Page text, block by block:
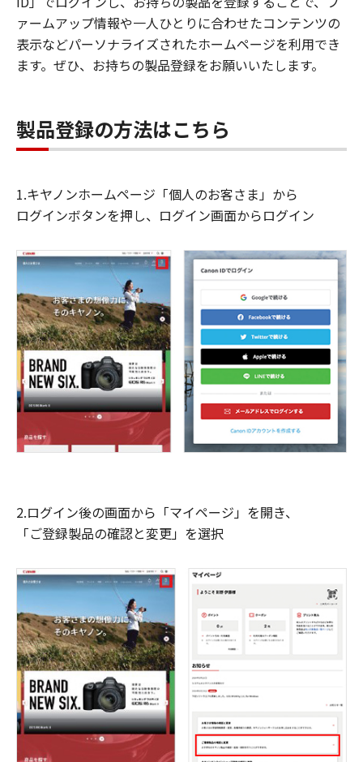
ァームアップ情報や一人ひとりに合わせたコンテンツの
表示などパーソナライズされたホームページを利用でき
ます。ぜひ、お持ちの製品登録をお願いいたします。
製品登録の方法はこちら
1.キヤノンホームページ「個人のお客さま」から
ログインボタンを押し、ログイン画面からログイン
2.ログイン後の画面から「マイページ」を開き、
「ご登録製品の確認と変更」を選択